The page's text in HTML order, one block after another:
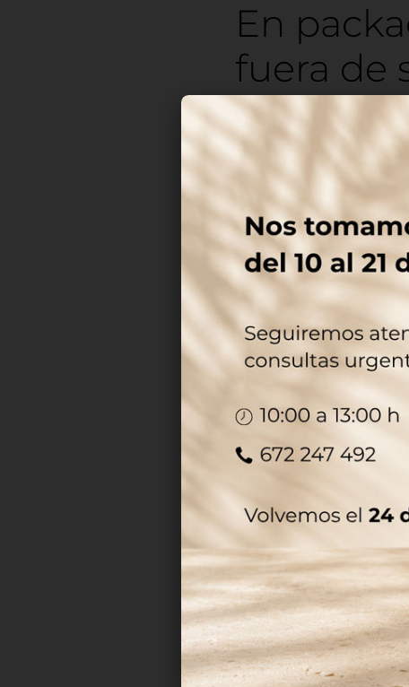
En
fuera de
Cuando un
“más”. Es
Lo notas en la
producto se
lo notas también
No hay piezas
usuario convive
La
La gente suele
antes de hablar
entiende el
Cuando el diseño
No duda. La
entiende sin tener
efecto directo: